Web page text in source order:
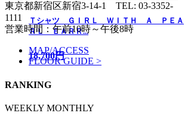
Ｔシャツ ＧＩＲＬ ＷＩＴＨ Ａ ＰＥＡ
ＲＬ ＥＡＲＲ...
18,700円
東京都新宿区新宿3-14-1 TEL: 03-3352-
1111
営業時間：午前10時～午後8時
MAP/ACCESS
FLOOR GUIDE >
RANKING
WEEKLY MONTHLY